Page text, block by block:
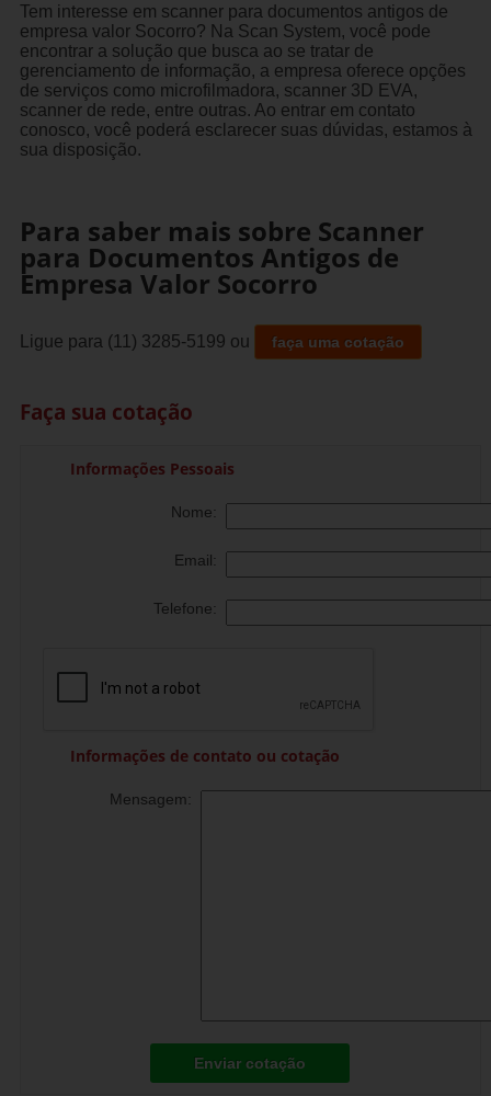
Tem interesse em scanner para documentos antigos de
empresa valor Socorro? Na Scan System, você pode
encontrar a solução que busca ao se tratar de
gerenciamento de informação, a empresa oferece opções
de serviços como microfilmadora, scanner 3D EVA,
scanner de rede, entre outras. Ao entrar em contato
conosco, você poderá esclarecer suas dúvidas, estamos à
sua disposição.
Para saber mais sobre Scanner
para Documentos Antigos de
Empresa Valor Socorro
Ligue para (11) 3285-5199 ou faça uma cotação
Faça sua cotação
Informações Pessoais
Nome:
Email:
Telefone:
Informações de contato ou cotação
Mensagem:
Enviar cotação